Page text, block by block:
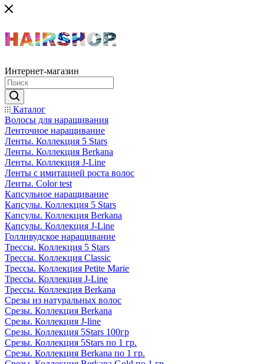
Интернет-магазин
Каталог
Волосы для наращивания
Ленточное наращивание
Ленты. Коллекция 5 Stars
Ленты. Коллекция Berkana
Ленты. Коллекция J-Line
Ленты с имитацией роста волос
Ленты. Color test
Капсульное наращивание
Капсулы. Коллекция 5 Stars
Капсулы. Коллекция Berkana
Капсулы. Коллекция J-Line
Голливудское наращивание
Трессы. Коллекция 5 Stars
Трессы. Коллекция Classic
Трессы. Коллекция Petite Marie
Трессы. Коллекция J-Line
Трессы. Коллекция Berkana
Срезы из натуральных волос
Срезы. Коллекция Berkana
Срезы. Коллекция J-line
Срезы. Коллекция 5Stars 100гр
Срезы. Коллекция 5Stars по 1 гр.
Срезы. Коллекция Berkana по 1 гр.